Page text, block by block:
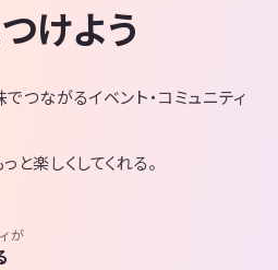
けよう
つながるイベント・コミュニティ
と楽しくしてくれる。
が